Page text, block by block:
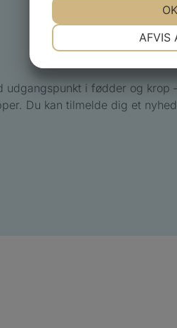
udgangspunkt i fødder og krop
Du kan tilmelde dig et
AFVIS
OK